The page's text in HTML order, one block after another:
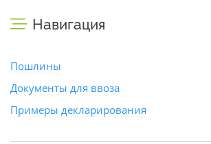
Навигация
Пошлины
Документы для ввоза
Примеры декларирования